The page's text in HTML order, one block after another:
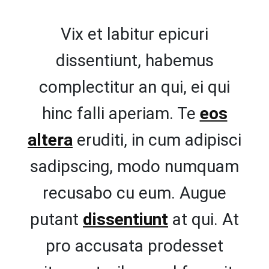
Vix et labitur epicuri
dissentiunt, habemus
complectitur an qui, ei qui
hinc falli aperiam. Te eos
altera eruditi, in cum adipisci
sadipscing, modo numquam
recusabo cu eum. Augue
putant dissentiunt at qui. At
pro accusata prodesset